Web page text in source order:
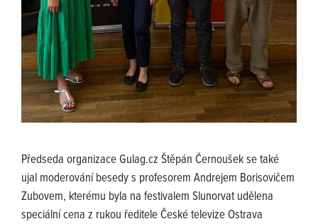
Předseda organizace Gulag.cz Štěpán Černoušek se také
ujal moderování besedy s profesorem Andrejem Borisovičem
Zubovem, kterému byla na festivalem Slunorvat udělena
speciální cena z rukou ředitele České televize Ostrava